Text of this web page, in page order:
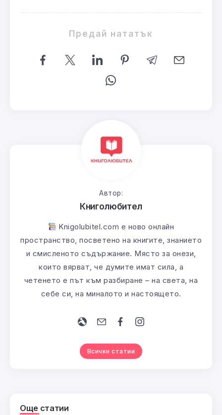
Предай нататък
Автор:
Книголюбител
Knigolubitel.com е ново онлайн
пространство, посветено на книгите, знанието
и смисленото съдържание. Място за онези,
които вярват, че думите имат сила, а
четенето е път към разбиране – на света, на
себе си, на миналото и настоящето.
Всички статии
Още статии